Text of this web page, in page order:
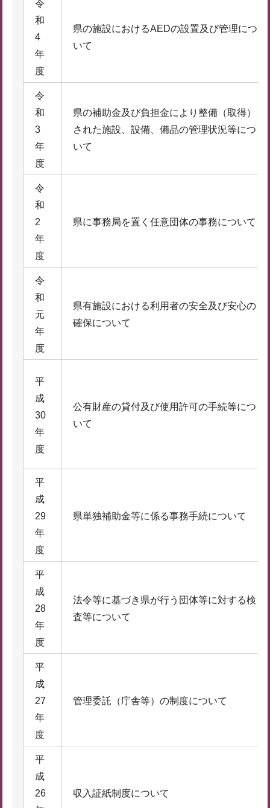
令
和
4
年
度
県の施設におけるAEDの設置及び管理につ
いて
令
和
3
年
度
県の補助金及び負担金により整備（取得）
された施設、設備、備品の管理状況等につ
いて
令
和
2
年
度
県に事務局を置く任意団体の事務について
令
和
元
年
度
県有施設における利用者の安全及び安心の
確保について
平
成
30
年
度
公有財産の貸付及び使用許可の手続等につ
いて
平
成
29
年
度
県単独補助金等に係る事務手続について
平
成
28
年
度
法令等に基づき県が行う団体等に対する検
査等について
平
成
27
年
度
管理委託（庁舎等）の制度について
平
成
26
収入証紙制度について